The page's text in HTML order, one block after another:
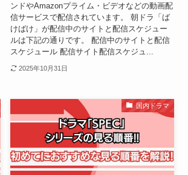
ンドやAmazonプライム・ビデオなどの動画配
信サービスで配信されています。 朝ドラ「ば
けばけ」が配信中のサイトと配信スケジュー
ルは下記の通りです。 配信中のサイトと配信
スケジュール 配信サイト配信スケジュ...
2025年10月31日
国内ドラマ